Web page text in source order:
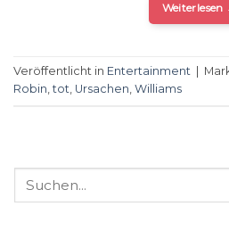
Weiterlesen
Veröffentlicht in Entertainment
Robin ,tot Ursachen Williams